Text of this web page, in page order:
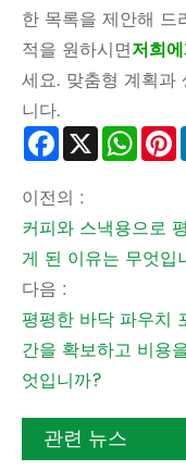
한 목록을 제안해 드
적을 원하시면저희
세요. 맞춤형 계획과
니다.
Facebook
X
이전의 :
커피와 스낵용으로
게 된 이유는 무엇입
다음 :
평평한 바닥 파우치
간을 확보하고 비용
엇입니까?
관련 뉴스